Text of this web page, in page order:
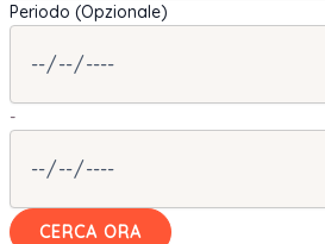
Periodo (Opzionale)
-
CERCA ORA